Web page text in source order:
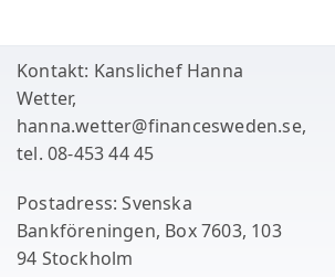
Kontakt: Kanslichef Hanna
Wetter,
hanna.wetter@financesweden.se,
tel. 08-453 44 45
Postadress: Svenska
Bankföreningen, Box 7603, 103
94 Stockholm